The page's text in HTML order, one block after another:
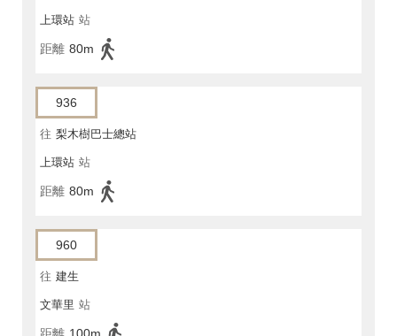
上環站 站
距離 80m
936
往 梨木樹巴士總站
上環站 站
距離 80m
960
往 建生
文華里 站